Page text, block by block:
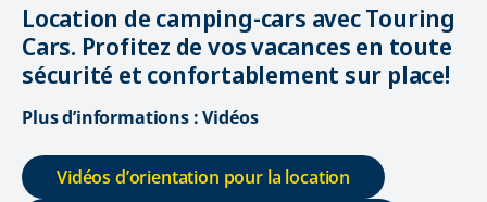
Location de camping-cars avec Touring
Cars. Profitez de vos vacances en toute
sécurité et confortablement sur place!
Plus d’informations : Vidéos
Vidéos d’orientation pour la location